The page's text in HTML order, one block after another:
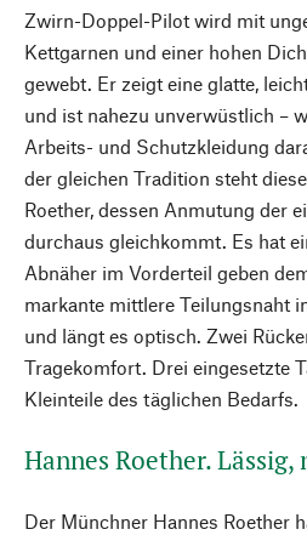
Zwirn-Doppel-Pilot wird mit
Kettgarnen und einer hohen
gewebt. Er zeigt eine glatte,
und ist nahezu unverwüstlich –
Arbeits- und Schutzkleidung
der gleichen Tradition steht
Roether, dessen Anmutung der
durchaus gleichkommt. Es hat
Abnäher im Vorderteil geben
markante mittlere Teilungsnaht
und längt es optisch. Zwei
Tragekomfort. Drei eingesetzte
Kleinteile des täglichen Bedarfs.
Hannes Roether.
Der Münchner Hannes Roether